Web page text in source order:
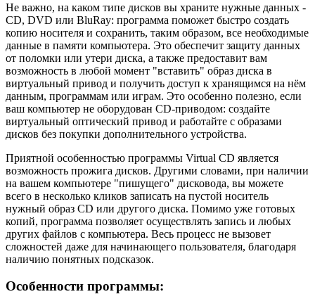
Не важно, на каком типе дисков вы храните нужные данных -
CD, DVD или BluRay: программа поможет быстро создать
копию носителя и сохранить, таким образом, все необходимые
данные в памяти компьютера. Это обеспечит защиту данных
от поломки или утери диска, а также предоставит вам
возможность в любой момент "вставить" образ диска в
виртуальный привод и получить доступ к хранящимся на нём
данным, программам или играм. Это особенно полезно, если
ваш компьютер не оборудован CD-приводом: создайте
виртуальный оптический привод и работайте с образами
дисков без покупки дополнительного устройства.
Приятной особенностью программы Virtual CD является
возможность прожига дисков. Другими словами, при наличии
на вашем компьютере "пишущего" дисковода, вы можете
всего в несколько кликов записать на пустой носитель
нужный образ CD или другого диска. Помимо уже готовых
копий, программа позволяет осуществлять запись и любых
других файлов с компьютера. Весь процесс не вызовет
сложностей даже для начинающего пользователя, благодаря
наличию понятных подсказок.
Особенности программы: